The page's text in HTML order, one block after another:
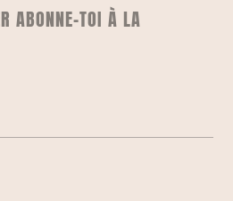
ABONNE-TOI À LA